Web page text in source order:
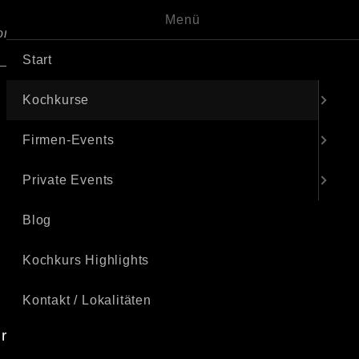
/ Lokalitäten
Menü
Start
Kochkurse
Firmen-Events
Private Events
Blog
Kochkurs Highlights
Kontakt / Lokalitäten